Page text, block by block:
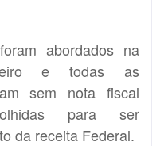
abordados na
e todas as
sem nota fiscal
para ser
da receita Federal.